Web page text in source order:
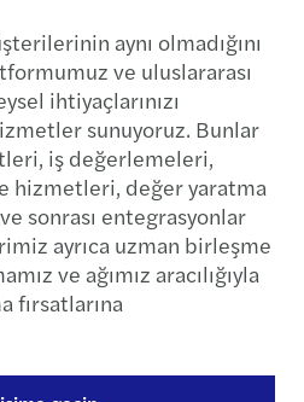
aynı olmadığını
ve uluslararası
ihtiyaçlarınızı
sunuyoruz. Bunlar
iş değerlemeleri,
hizmetleri, değer yaratma
sonrası entegrasyonlar
ayrıca uzman birleşme
ve ağımız aracılığıyla
fırsatlarına